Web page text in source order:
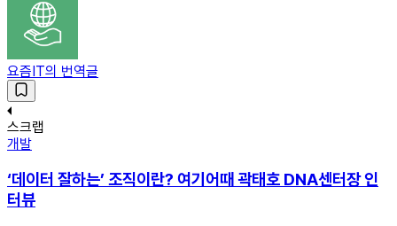
요즘IT의 번역글
스크랩
개발
‘데이터 잘하는’ 조직이란? 여기어때 곽태호 DNA센터장 인
터뷰